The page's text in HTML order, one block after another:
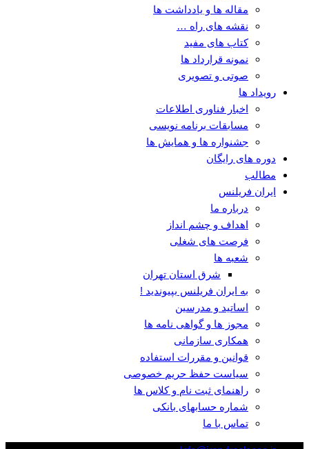
مقاله ها و یادداشت ها
نقشه های راه …
کتاب های مفید
نمونه قرارداد ها
صوتی و تصویری
رویداد ها
اخبار فناوری اطلاعات
مسابقات برنامه نویسی
جشنواره ها و همایش ها
دوره های رایگان
مطالب
ایران فریلنس
درباره ما
اهداف و چشم انداز
فرصت های شغلی
شعبه ها
شرق استان تهران
به ایران فریلنس بپیوندید !
اساتید و مدرسین
مجوز ها و گواهی نامه ها
همکاری سازمانی
قوانین و مقررات استفاده
سیاست حفظ حریم خصوصی
راهنمای ثبت نام و کلاس ها
شماره حسابهای بانکی
تماس با ما